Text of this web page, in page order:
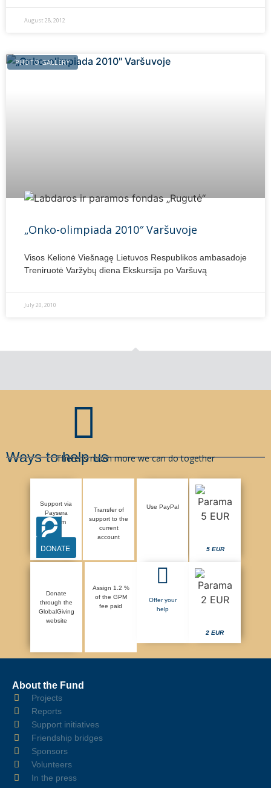
August 28, 2012
PHOTO GALLERY
„Onko-olimpiada 2010″ Varšuvoje
Visos Kelionė Viešnagę Lietuvos Respublikos ambasadoje
Treniruotė Varžybų diena Ekskursija po Varšuvą
July 20, 2010
Ways to help usThere is much more we can do together
Support via
Paysera
system
DONATE
Transfer of
support to the
current
account
Use PayPal
5 EUR
Donate
through the
GlobalGiving
website
Assign 1.2 %
of the GPM
fee paid
Offer your
help
2 EUR
About the Fund
Projects
Reports
Support initiatives
Friendship bridges
Sponsors
Volunteers
In the press